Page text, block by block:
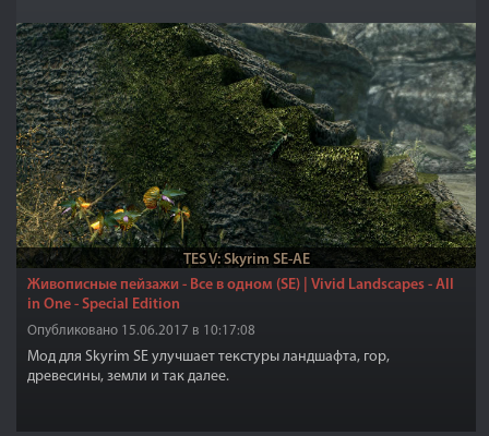
TES V: Skyrim SE-AE
Живописные пейзажи - Все в одном (SE) | Vivid Landscapes - All
in One - Special Edition
Опубликовано 15.06.2017 в 10:17:08
Мод для Skyrim SE улучшает текстуры ландшафта, гор,
древесины, земли и так далее.